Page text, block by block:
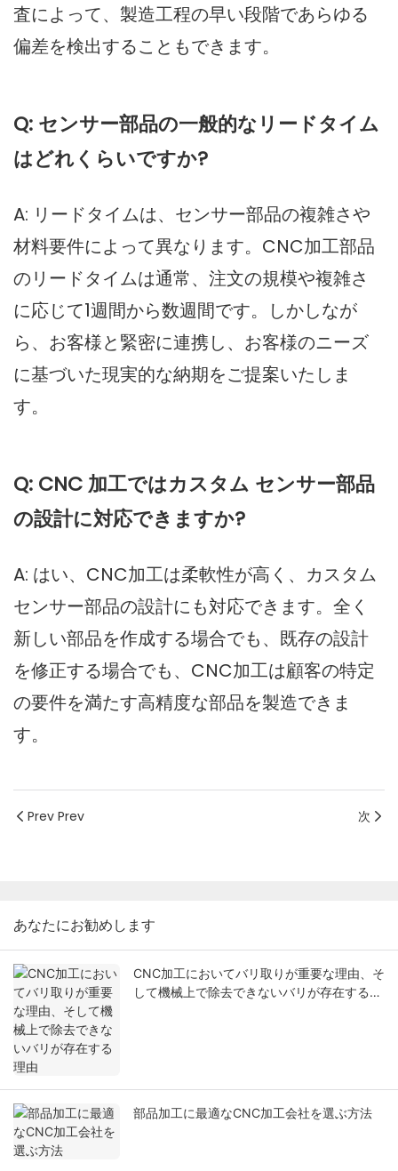
査によって、製造工程の早い段階であらゆる
偏差を検出することもできます。
Q: センサー部品の一般的なリードタイム
はどれくらいですか?
A: リードタイムは、センサー部品の複雑さや
材料要件によって異なります。CNC加工部品
のリードタイムは通常、注文の規模や複雑さ
に応じて1週間から数週間です。しかしなが
ら、お客様と緊密に連携し、お客様のニーズ
に基づいた現実的な納期をご提案いたしま
す。
Q: CNC 加工ではカスタム センサー部品
の設計に対応できますか?
A: はい、CNC加工は柔軟性が高く、カスタム
センサー部品の設計にも対応できます。全く
新しい部品を作成する場合でも、既存の設計
を修正する場合でも、CNC加工は顧客の特定
の要件を満たす高精度な部品を製造できま
す。
Prev Prev 次
あなたにお勧めします
CNC加工においてバリ取りが重要な理由、そ
して機械上で除去できないバリが存在する理
部品加工に最適なCNC加工会社を選ぶ方法